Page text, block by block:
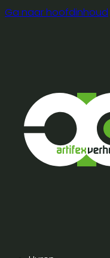
Ga naar hoofdinhoud